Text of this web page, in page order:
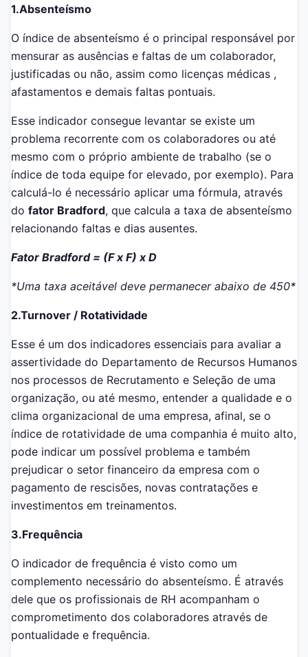
1.Absenteísmo
O índice de absenteísmo é o principal responsável por
mensurar as ausências e faltas de um colaborador,
justificadas ou não, assim como licenças médicas ,
afastamentos e demais faltas pontuais.
Esse indicador consegue levantar se existe um
problema recorrente com os colaboradores ou até
mesmo com o próprio ambiente de trabalho (se o
índice de toda equipe for elevado, por exemplo). Para
calculá-lo é necessário aplicar uma fórmula, através
do fator Bradford, que calcula a taxa de absenteísmo
relacionando faltas e dias ausentes.
Fator Bradford = (F x F) x D
*Uma taxa aceitável deve permanecer abaixo de 450*
2.Turnover / Rotatividade
Esse é um dos indicadores essenciais para avaliar a
assertividade do Departamento de Recursos Humanos
nos processos de Recrutamento e Seleção de uma
organização, ou até mesmo, entender a qualidade e o
clima organizacional de uma empresa, afinal, se o
índice de rotatividade de uma companhia é muito alto,
pode indicar um possível problema e também
prejudicar o setor financeiro da empresa com o
pagamento de rescisões, novas contratações e
investimentos em treinamentos.
3.Frequência
O indicador de frequência é visto como um
complemento necessário do absenteísmo. É através
dele que os profissionais de RH acompanham o
comprometimento dos colaboradores através de
pontualidade e frequência.